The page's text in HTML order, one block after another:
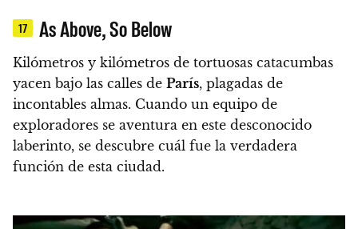
17 As Above, So Below
Kilómetros y kilómetros de tortuosas catacumbas
yacen bajo las calles de París, plagadas de
incontables almas. Cuando un equipo de
exploradores se aventura en este desconocido
laberinto, se descubre cuál fue la verdadera
función de esta ciudad.